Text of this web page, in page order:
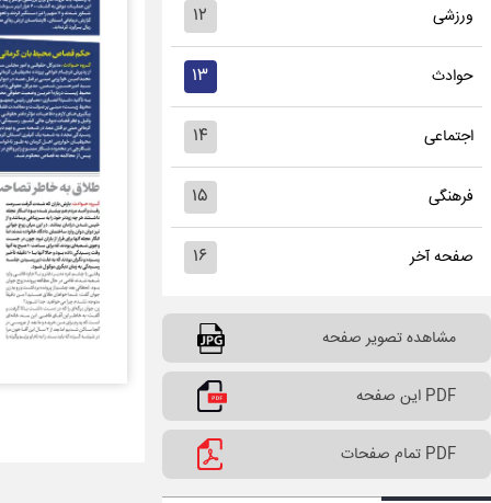
ورزشی ۱۲
حوادث ۱۳
اجتماعی ۱۴
فرهنگی ۱۵
صفحه آخر ۱۶
مشاهده تصویر صفحه
PDF این صفحه
PDF تمام صفحات